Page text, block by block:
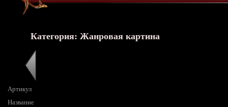
Категория: Жанровая картина
Артикул
Название